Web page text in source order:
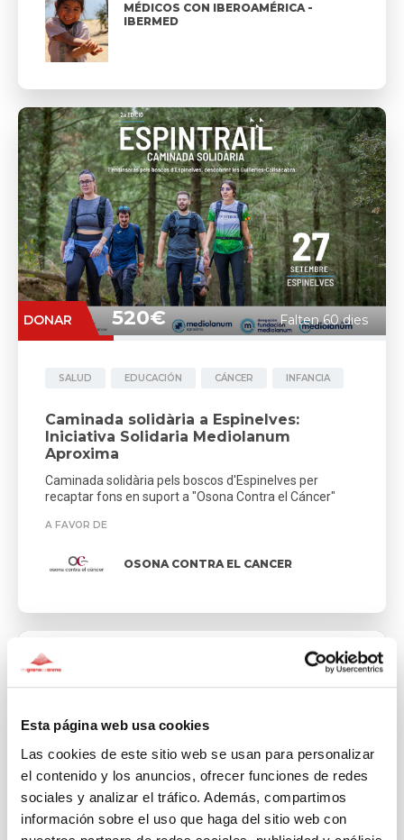
Esta página web usa cookies
Las cookies de este sitio web se usan para personalizar
el contenido y los anuncios, ofrecer funciones de redes
sociales y analizar el tráfico. Además, compartimos
información sobre el uso que haga del sitio web con
MÉDICOS CON IBEROAMÉRICA -
IBERMED
DONAR 520€ Falten 60 dies
SALUD EDUCACIÓN CÁNCER INFANCIA
Caminada solidària a Espinelves:
Iniciativa Solidaria Mediolanum
Aproxima
Caminada solidària pels boscos d'Espinelves per
recaptar fons en suport a "Osona Contra el Cáncer"
A FAVOR DE
OSONA CONTRA EL CANCER